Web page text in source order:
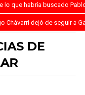
lo que habría buscado
Chávarri dejó de seguir a
DE